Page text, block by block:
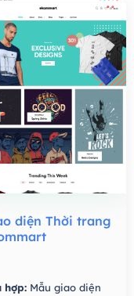
diện Thời trang
hợp: Mẫu giao diện